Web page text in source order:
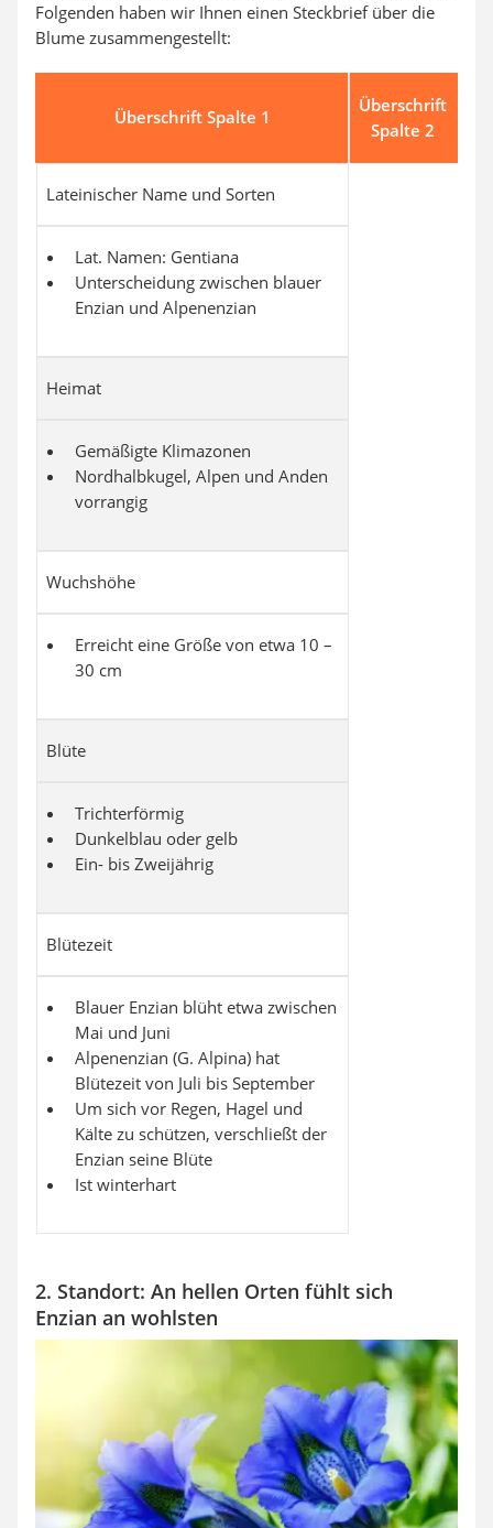
Folgenden haben wir Ihnen einen Steckbrief über die
Blume zusammengestellt:
Überschrift Spalte 1
Überschrift
Spalte 2
Lateinischer Name und Sorten
Lat. Namen: Gentiana
Unterscheidung zwischen blauer
Enzian und Alpenenzian
Heimat
Gemäßigte Klimazonen
Nordhalbkugel, Alpen und Anden
vorrangig
Wuchshöhe
Erreicht eine Größe von etwa 10 –
30 cm
Blüte
Trichterförmig
Dunkelblau oder gelb
Ein- bis Zweijährig
Blütezeit
Blauer Enzian blüht etwa zwischen
Mai und Juni
Alpenenzian (G. Alpina) hat
Blütezeit von Juli bis September
Um sich vor Regen, Hagel und
Kälte zu schützen, verschließt der
Enzian seine Blüte
Ist winterhart
2. Standort: An hellen Orten fühlt sich
Enzian an wohlsten